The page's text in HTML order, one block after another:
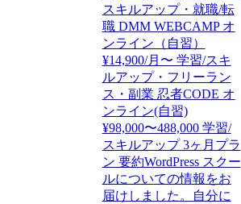
スキルアップ・就職/転
職 DMM WEBCAMP オ
ンライン（自習）
¥14,900/月〜 学習/スキ
ルアップ・フリーラン
ス・副業 忍者CODE オ
ンライン(自習)
¥98,000〜488,000 学習/
スキルアップ 3ヶ月プラ
ン 要約WordPress スクー
ルについての情報をお
届けしました。自分に